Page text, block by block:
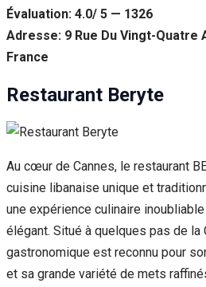
Évaluation: 4.0/ 5 — 1326
Adresse: 9 Rue Du Vingt-Quatre
France
Restaurant Beryte
Au cœur de Cannes, le restaurant
cuisine libanaise unique et
une expérience culinaire
élégant. Situé à quelques pas de la
gastronomique est reconnu pour
et sa grande variété de mets